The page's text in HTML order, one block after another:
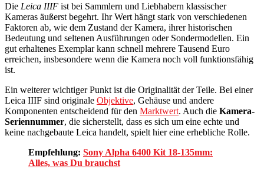
Die Leica IIIF ist bei Sammlern und Liebhabern klassischer
Kameras äußerst begehrt. Ihr Wert hängt stark von verschiedenen
Faktoren ab, wie dem Zustand der Kamera, ihrer historischen
Bedeutung und seltenen Ausführungen oder Sondermodellen. Ein
gut erhaltenes Exemplar kann schnell mehrere Tausend Euro
erreichen, insbesondere wenn die Kamera noch voll funktionsfähig
ist.
Ein weiterer wichtiger Punkt ist die Originalität der Teile. Bei einer
Leica IIIF sind originale Objektive, Gehäuse und andere
Komponenten entscheidend für den Marktwert. Auch die Kamera-
Seriennummer, die sicherstellt, dass es sich um eine echte und
keine nachgebaute Leica handelt, spielt hier eine erhebliche Rolle.
Empfehlung: Sony Alpha 6400 Kit 18-135mm:
Alles, was Du brauchst